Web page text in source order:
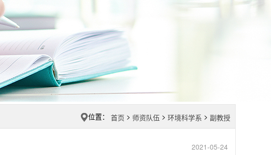
位置： 首页 > 师资队伍 > 环境科学系 > 副教授
2021-05-24